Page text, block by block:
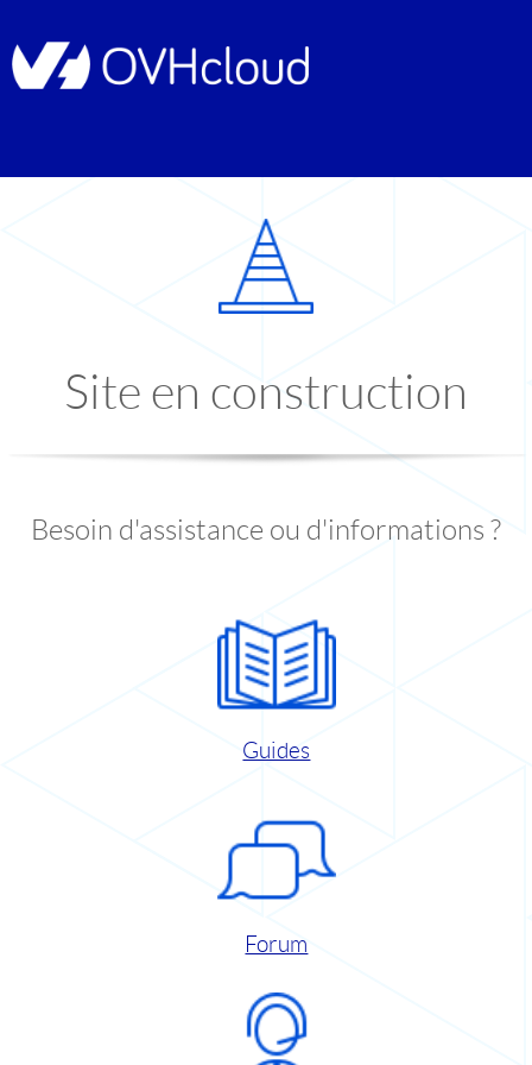
Site en construction
Besoin d'assistance ou d'informations ?
Guides
Forum